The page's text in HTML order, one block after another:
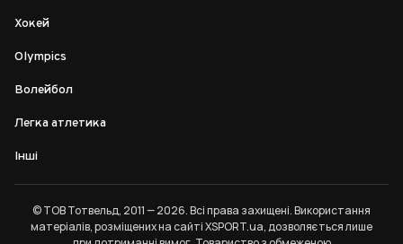
Хокей
Olympics
Волейбол
Легка атлетика
Інші
© ТОВ Тотвельд, 2011 — 2026. Всі права захищені. Використання
матеріалів, розміщених на сайті XSPORT.ua, дозволяється лише